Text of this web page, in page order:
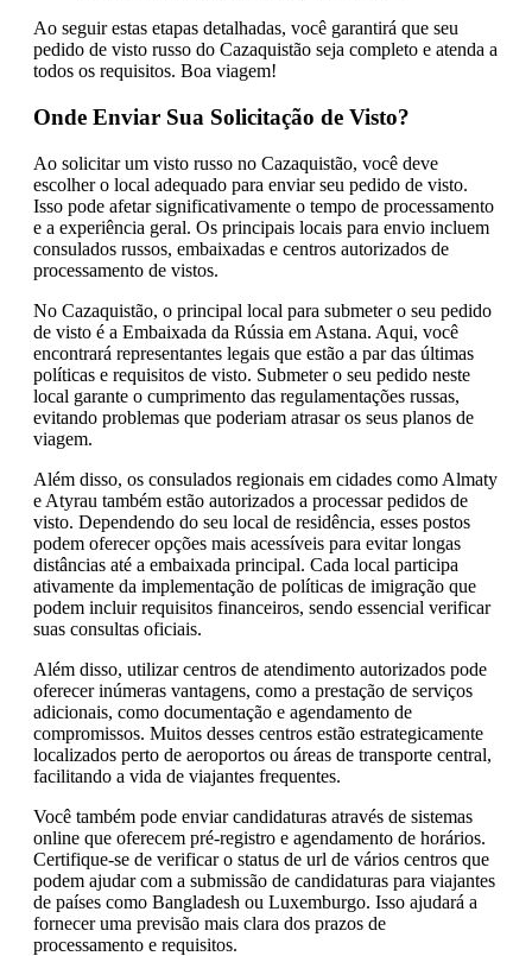
Ao seguir estas etapas detalhadas, você garantirá que seu
pedido de visto russo do Cazaquistão seja completo e atenda a
todos os requisitos. Boa viagem!
Onde Enviar Sua Solicitação de Visto?
Ao solicitar um visto russo no Cazaquistão, você deve
escolher o local adequado para enviar seu pedido de visto.
Isso pode afetar significativamente o tempo de processamento
e a experiência geral. Os principais locais para envio incluem
consulados russos, embaixadas e centros autorizados de
processamento de vistos.
No Cazaquistão, o principal local para submeter o seu pedido
de visto é a Embaixada da Rússia em Astana. Aqui, você
encontrará representantes legais que estão a par das últimas
políticas e requisitos de visto. Submeter o seu pedido neste
local garante o cumprimento das regulamentações russas,
evitando problemas que poderiam atrasar os seus planos de
viagem.
Além disso, os consulados regionais em cidades como Almaty
e Atyrau também estão autorizados a processar pedidos de
visto. Dependendo do seu local de residência, esses postos
podem oferecer opções mais acessíveis para evitar longas
distâncias até a embaixada principal. Cada local participa
ativamente da implementação de políticas de imigração que
podem incluir requisitos financeiros, sendo essencial verificar
suas consultas oficiais.
Além disso, utilizar centros de atendimento autorizados pode
oferecer inúmeras vantagens, como a prestação de serviços
adicionais, como documentação e agendamento de
compromissos. Muitos desses centros estão estrategicamente
localizados perto de aeroportos ou áreas de transporte central,
facilitando a vida de viajantes frequentes.
Você também pode enviar candidaturas através de sistemas
online que oferecem pré-registro e agendamento de horários.
Certifique-se de verificar o status de url de vários centros que
podem ajudar com a submissão de candidaturas para viajantes
de países como Bangladesh ou Luxemburgo. Isso ajudará a
fornecer uma previsão mais clara dos prazos de
processamento e requisitos.